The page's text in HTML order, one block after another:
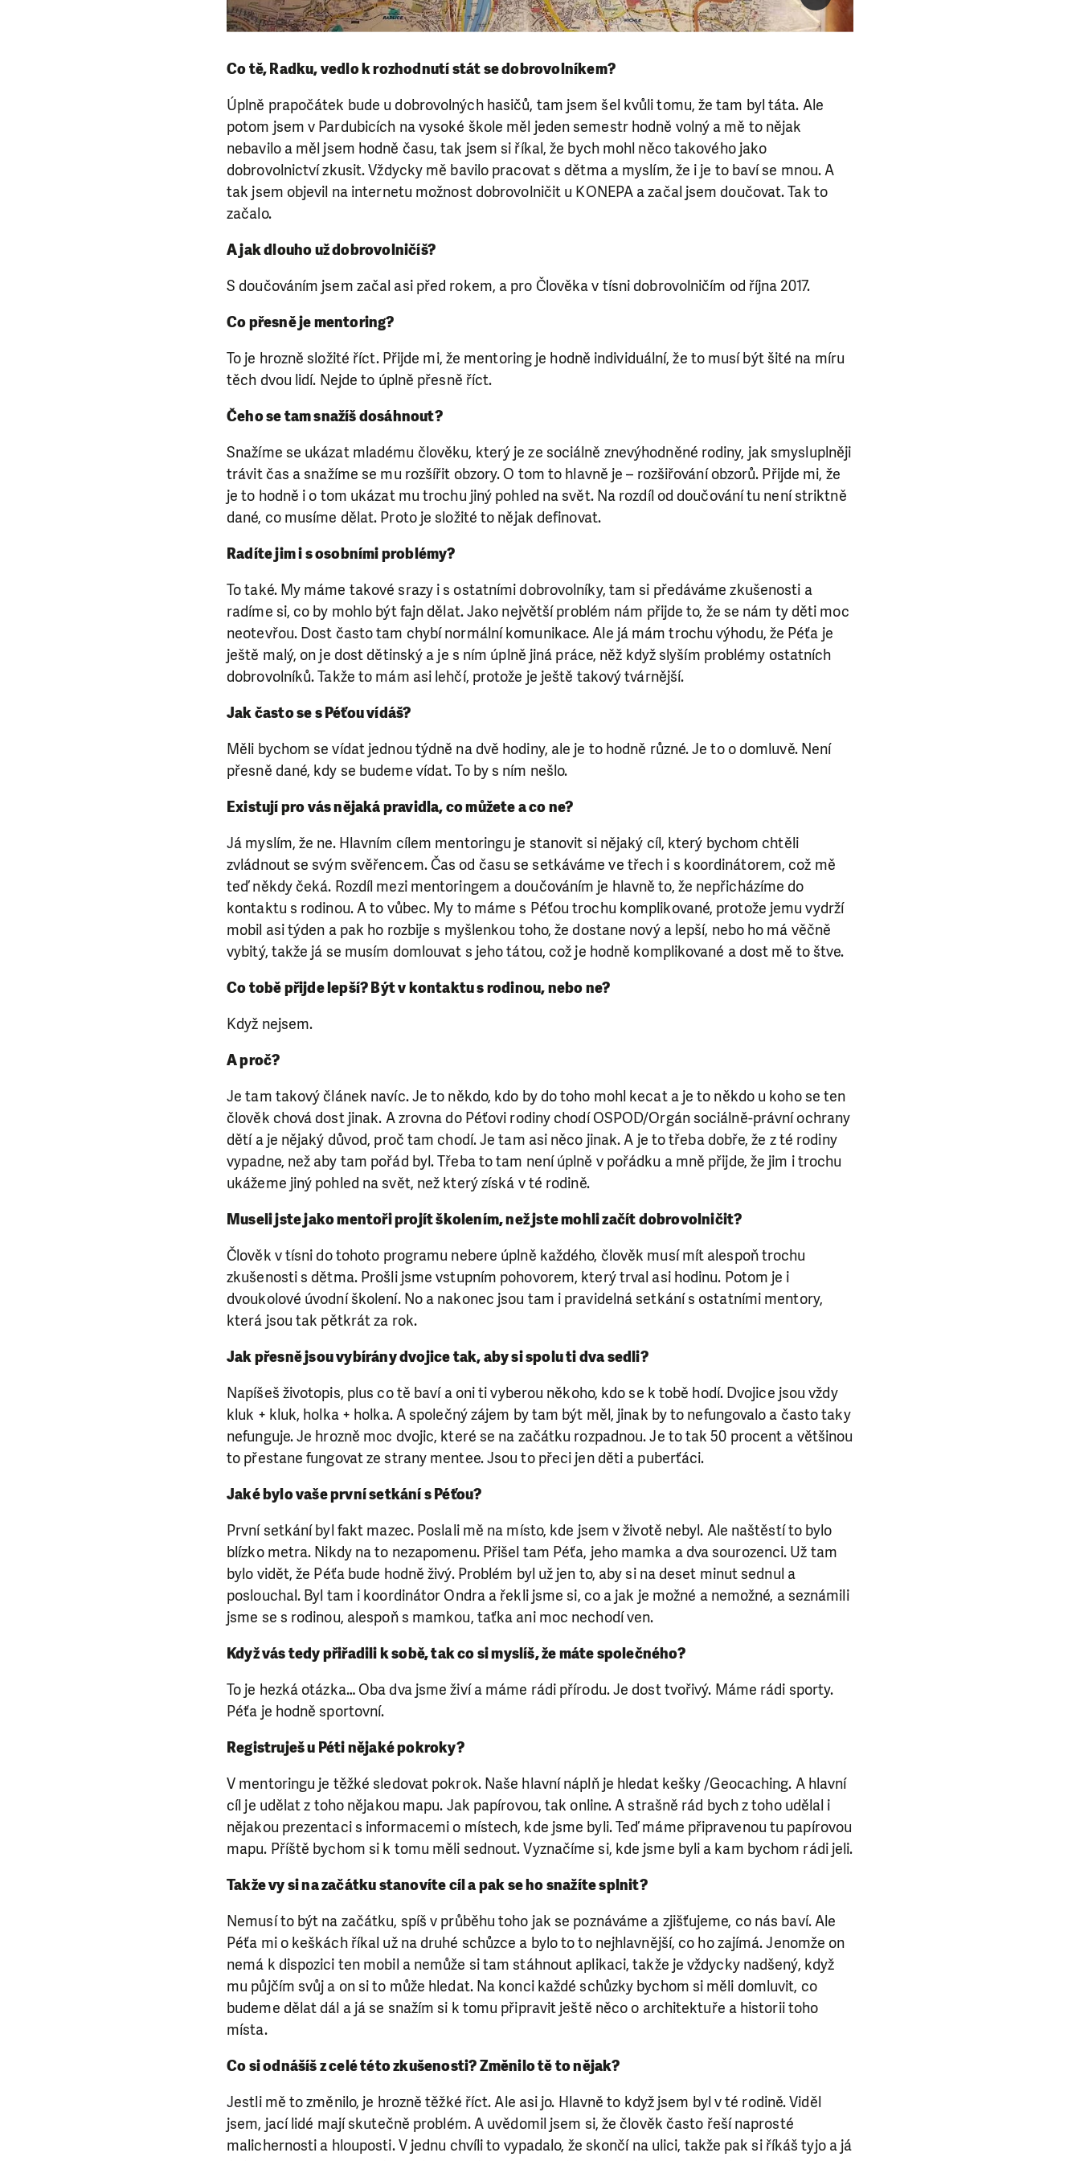
Co tě, Radku, vedlo k rozhodnutí stát se dobrovolníkem?
Úplně prapočátek bude u dobrovolných hasičů, tam jsem šel kvůli tomu, že tam byl táta. Ale
potom jsem v Pardubicích na vysoké škole měl jeden semestr hodně volný a mě to nějak
nebavilo a měl jsem hodně času, tak jsem si říkal, že bych mohl něco takového jako
dobrovolnictví zkusit. Vždycky mě bavilo pracovat s dětma a myslím, že i je to baví se mnou. A
tak jsem objevil na internetu možnost dobrovolničit u KONEPA a začal jsem doučovat. Tak to
začalo.
A jak dlouho už dobrovolničíš?
S doučováním jsem začal asi před rokem, a pro Člověka v tísni dobrovolničím od října 2017.
Co přesně je mentoring?
To je hrozně složité říct. Přijde mi, že mentoring je hodně individuální, že to musí být šité na míru
těch dvou lidí. Nejde to úplně přesně říct.
Čeho se tam snažíš dosáhnout?
Snažíme se ukázat mladému člověku, který je ze sociálně znevýhodněné rodiny, jak smysluplněji
trávit čas a snažíme se mu rozšířit obzory. O tom to hlavně je – rozšiřování obzorů. Přijde mi, že
je to hodně i o tom ukázat mu trochu jiný pohled na svět. Na rozdíl od doučování tu není striktně
dané, co musíme dělat. Proto je složité to nějak definovat.
Radíte jim i s osobními problémy?
To také. My máme takové srazy i s ostatními dobrovolníky, tam si předáváme zkušenosti a
radíme si, co by mohlo být fajn dělat. Jako největší problém nám přijde to, že se nám ty děti moc
neotevřou. Dost často tam chybí normální komunikace. Ale já mám trochu výhodu, že Péťa je
ještě malý, on je dost dětinský a je s ním úplně jiná práce, něž když slyším problémy ostatních
dobrovolníků. Takže to mám asi lehčí, protože je ještě takový tvárnější.
Jak často se s Péťou vídáš?
Měli bychom se vídat jednou týdně na dvě hodiny, ale je to hodně různé. Je to o domluvě. Není
přesně dané, kdy se budeme vídat. To by s ním nešlo.
Existují pro vás nějaká pravidla, co můžete a co ne?
Já myslím, že ne. Hlavním cílem mentoringu je stanovit si nějaký cíl, který bychom chtěli
zvládnout se svým svěřencem. Čas od času se setkáváme ve třech i s koordinátorem, což mě
teď někdy čeká. Rozdíl mezi mentoringem a doučováním je hlavně to, že nepřicházíme do
kontaktu s rodinou. A to vůbec. My to máme s Péťou trochu komplikované, protože jemu vydrží
mobil asi týden a pak ho rozbije s myšlenkou toho, že dostane nový a lepší, nebo ho má věčně
vybitý, takže já se musím domlouvat s jeho tátou, což je hodně komplikované a dost mě to štve.
Co tobě přijde lepší? Být v kontaktu s rodinou, nebo ne?
Když nejsem.
A proč?
Je tam takový článek navíc. Je to někdo, kdo by do toho mohl kecat a je to někdo u koho se ten
člověk chová dost jinak. A zrovna do Péťovi rodiny chodí OSPOD/Orgán sociálně-právní ochrany
dětí a je nějaký důvod, proč tam chodí. Je tam asi něco jinak. A je to třeba dobře, že z té rodiny
vypadne, než aby tam pořád byl. Třeba to tam není úplně v pořádku a mně přijde, že jim i trochu
ukážeme jiný pohled na svět, než který získá v té rodině.
Museli jste jako mentoři projít školením, než jste mohli začít dobrovolničit?
Člověk v tísni do tohoto programu nebere úplně každého, člověk musí mít alespoň trochu
zkušenosti s dětma. Prošli jsme vstupním pohovorem, který trval asi hodinu. Potom je i
dvoukolové úvodní školení. No a nakonec jsou tam i pravidelná setkání s ostatními mentory,
která jsou tak pětkrát za rok.
Jak přesně jsou vybírány dvojice tak, aby si spolu ti dva sedli?
Napíšeš životopis, plus co tě baví a oni ti vyberou někoho, kdo se k tobě hodí. Dvojice jsou vždy
kluk + kluk, holka + holka. A společný zájem by tam být měl, jinak by to nefungovalo a často taky
nefunguje. Je hrozně moc dvojic, které se na začátku rozpadnou. Je to tak 50 procent a většinou
to přestane fungovat ze strany mentee. Jsou to přeci jen děti a puberťáci.
Jaké bylo vaše první setkání s Péťou?
První setkání byl fakt mazec. Poslali mě na místo, kde jsem v životě nebyl. Ale naštěstí to bylo
blízko metra. Nikdy na to nezapomenu. Přišel tam Péťa, jeho mamka a dva sourozenci. Už tam
bylo vidět, že Péťa bude hodně živý. Problém byl už jen to, aby si na deset minut sednul a
poslouchal. Byl tam i koordinátor Ondra a řekli jsme si, co a jak je možné a nemožné, a seznámili
jsme se s rodinou, alespoň s mamkou, taťka ani moc nechodí ven.
Když vás tedy přiřadili k sobě, tak co si myslíš, že máte společného?
To je hezká otázka… Oba dva jsme živí a máme rádi přírodu. Je dost tvořivý. Máme rádi sporty.
Péťa je hodně sportovní.
Registruješ u Péti nějaké pokroky?
V mentoringu je těžké sledovat pokrok. Naše hlavní náplň je hledat kešky /Geocaching. A hlavní
cíl je udělat z toho nějakou mapu. Jak papírovou, tak online. A strašně rád bych z toho udělal i
nějakou prezentaci s informacemi o místech, kde jsme byli. Teď máme připravenou tu papírovou
mapu. Příště bychom si k tomu měli sednout. Vyznačíme si, kde jsme byli a kam bychom rádi jeli.
Takže vy si na začátku stanovíte cíl a pak se ho snažíte splnit?
Nemusí to být na začátku, spíš v průběhu toho jak se poznáváme a zjišťujeme, co nás baví. Ale
Péťa mi o keškách říkal už na druhé schůzce a bylo to to nejhlavnější, co ho zajímá. Jenomže on
nemá k dispozici ten mobil a nemůže si tam stáhnout aplikaci, takže je vždycky nadšený, když
mu půjčím svůj a on si to může hledat. Na konci každé schůzky bychom si měli domluvit, co
budeme dělat dál a já se snažím si k tomu připravit ještě něco o architektuře a historii toho
místa.
Co si odnášíš z celé této zkušenosti? Změnilo tě to nějak?
Jestli mě to změnilo, je hrozně těžké říct. Ale asi jo. Hlavně to když jsem byl v té rodině. Viděl
jsem, jací lidé mají skutečně problém. A uvědomil jsem si, že člověk často řeší naprosté
malichernosti a hlouposti. V jednu chvíli to vypadalo, že skončí na ulici, takže pak si říkáš tyjo a já
LÍBÍ SE VÁM, CO DĚLÁME? PODPOŘTE NÁS!
rozhodnete pomoci jedním darem nebo se stanete pravidelným dárcem Klubu přátel, Vaše
DAROVAT DAROVAT PRAVIDELNĚ